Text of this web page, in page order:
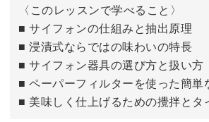
ぜひ日常の中で、あなただけの一杯を
いね！
器具を温めてペーパーフィルターをつ
コーヒーを抽出する
EPEIOS コーヒードリッパーAIRシ
ついて
〈このレッスンで学べること〉
■ サイフォンの仕組みと抽出原理
■ 浸漬式ならではの味わいの特長
■ サイフォン器具の選び方と扱い方
■ ペーパーフィルターを使った簡単
■ 美味しく仕上げるための攪拌とタ